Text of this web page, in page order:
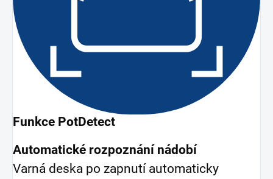
Funkce PotDetect
Automatické rozpoznání nádobí
Varná deska po zapnutí automaticky